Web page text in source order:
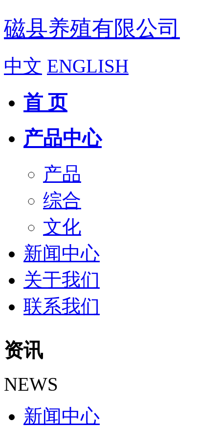
磁县养殖有限公司
中文 ENGLISH
首 页
产品中心
产品
综合
文化
新闻中心
关于我们
联系我们
资讯
NEWS
新闻中心